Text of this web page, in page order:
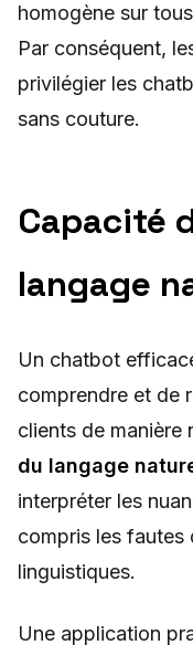
homogène sur
Par conséquent,
privilégier les
sans couture.
Capacité
langage
Un chatbot
comprendre et de
clients de manière
du langage
interpréter les
compris les
linguistiques.
Une application